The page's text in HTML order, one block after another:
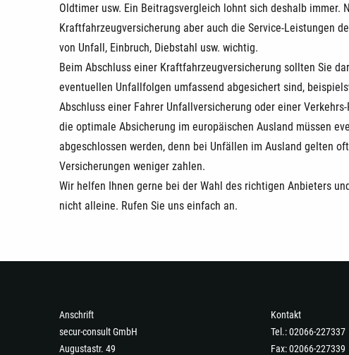
Oldtimer usw. Ein Beitragsvergleich lohnt sich deshalb immer.
Kraftfahrzeugversicherung aber auch die Service-Leistungen
von Unfall, Einbruch, Diebstahl usw. wichtig.
Beim Abschluss einer Kraftfahrzeugversicherung sollten Sie
eventuellen Unfallfolgen umfassend abgesichert sind,
Abschluss einer Fahrer Unfallversicherung oder einer
die optimale Absicherung im europäischen Ausland müssen
abgeschlossen werden, denn bei Unfällen im Ausland gelten
Versicherungen weniger zahlen.
Wir helfen Ihnen gerne bei der Wahl des richtigen Anbieters
nicht alleine. Rufen Sie uns einfach an.
Anschrift
secur-consult GmbH
Augustastr. 49
Kontakt
Tel.: 02066-227337
Fax: 02066-227339